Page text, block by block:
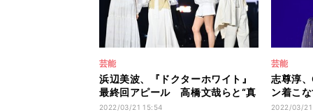
芸能
浜辺美波、『ドクターホワイト』
最終回アピール 高橋文哉らと“真
っ白コーデ”
2022/03/21 15:54
芸能
志尊淳
ン着こ
ライズ
2022/03/